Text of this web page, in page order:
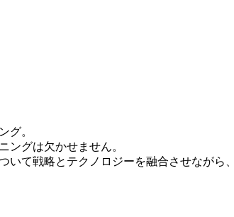
グ。
ングは欠かせません。
て戦略とテクノロジーを融合させながら